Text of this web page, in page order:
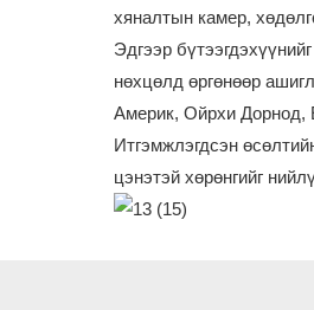
хяналтын камер,
Эдгээр
нөхцөлд өргөнөөр
Америк, Ойрхи Дорнод,
Итгэмжлэгдсэн
цэнэтэй хөрөнгийг